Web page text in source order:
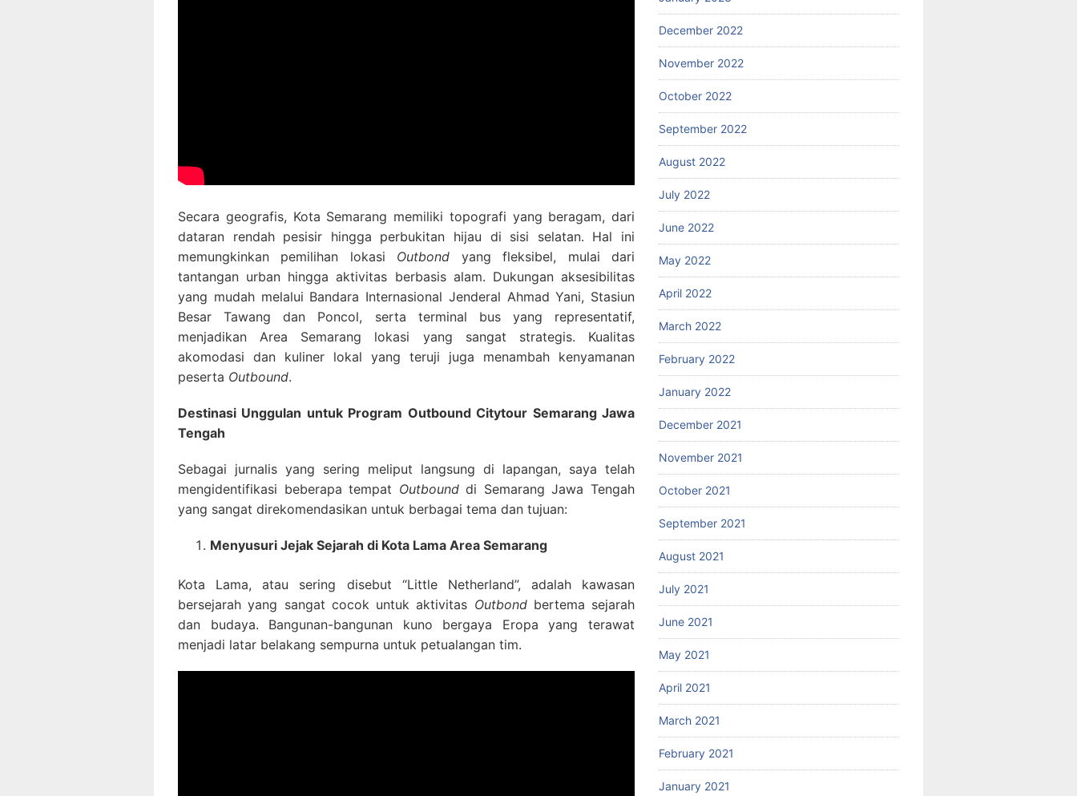
Secara geografis, Kota Semarang memiliki topografi yang beragam, dari
dataran rendah pesisir hingga perbukitan hijau di sisi selatan. Hal ini
memungkinkan pemilihan lokasi Outbond yang fleksibel, mulai dari
tantangan urban hingga aktivitas berbasis alam. Dukungan aksesibilitas
yang mudah melalui Bandara Internasional Jenderal Ahmad Yani, Stasiun
Besar Tawang dan Poncol, serta terminal bus yang representatif,
menjadikan Area Semarang lokasi yang sangat strategis. Kualitas
akomodasi dan kuliner lokal yang teruji juga menambah kenyamanan
peserta Outbound.
Destinasi Unggulan untuk Program Outbound Citytour Semarang Jawa
Tengah
Sebagai jurnalis yang sering meliput langsung di lapangan, saya telah
mengidentifikasi beberapa tempat Outbounddi Semarang Jawa Tengah
yang sangat direkomendasikan untuk berbagai tema dan tujuan:
Menyusuri Jejak Sejarah di Kota Lama Area Semarang
Kota Lama, atau sering disebut “Little Netherland”, adalah kawasan
bersejarah yang sangat cocok untuk aktivitas Outbondbertema sejarah
dan budaya. Bangunan-bangunan kuno bergaya Eropa yang terawat
menjadi latar belakang sempurna untuk petualangan tim.
December 2022
November 2022
October 2022
September 2022
August 2022
July 2022
June 2022
May 2022
April 2022
March 2022
February 2022
January 2022
December 2021
November 2021
October 2021
September 2021
August 2021
July 2021
June 2021
May 2021
April 2021
March 2021
February 2021
January 2021